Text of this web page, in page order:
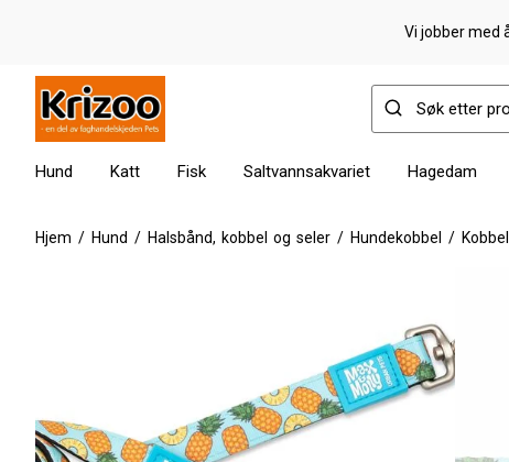
Vi jobber med
Hund Katt Fisk Saltvannsakvariet Hagedam
Hjem / Hund / Halsbånd, kobbel og seler / Hundekobbel / Kobbel